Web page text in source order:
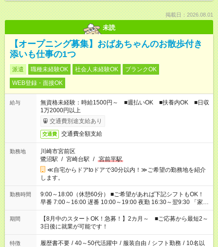
掲載日：2026.08.01
未読
【オープニング募集】おばあちゃんのお散歩付き
添いも仕事の1つ
派遣 職種未経験OK 社会人未経験OK
ブランクOK
WEB登録・面接OK
給与
無資格未経験：時給1500円～ ■週払いOK ■扶養内OK ■日収
1万2000円以上
交通費別途支給あり
交通費 交通費全額支給
勤務地
川崎市宮前区
鷺沼駅 / 宮崎台駅 / 宮前平駅
≪自宅からドアtoドアで30分以内！≫ご希望の勤務地を紹介
します。
勤務時間
9:00～18:00（休憩60分） ■ご希望があれば下記シフトもOK！
早番 7:00～16:00 遅番 10:00～19:00 夜勤 16:30～翌9:30 「家族
と休みを合わせたい」 「余裕を持って夕飯の準備がしたい」
「できれば残業はしたくない」 など、ご希望を教えてください
ね。 ※Wワーク希望の方へ 今ご覧のお仕事で希望する勤務時間
と、もう1つのお仕事の勤務時間。 合計で週40時間を超える場
合は応募できません。
期間
【8月中のスタートOK！急募！】2カ月～ ■ご応募から最短2～
3日後に就業が可能です！
特徴 履歴書不要 / 40～50代活躍中 / 服装自由 / シフト勤務 / 10名以